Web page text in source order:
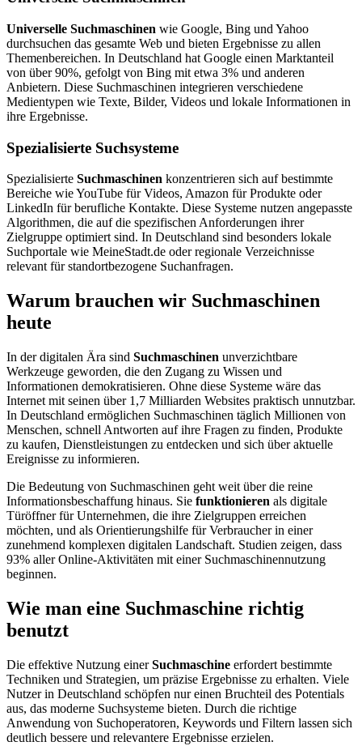
Universelle Suchmaschinen wie Google, Bing und Yahoo
durchsuchen das gesamte Web und bieten Ergebnisse zu allen
Themenbereichen. In Deutschland hat Google einen Marktanteil
von über 90%, gefolgt von Bing mit etwa 3% und anderen
Anbietern. Diese Suchmaschinen integrieren verschiedene
Medientypen wie Texte, Bilder, Videos und lokale Informationen in
ihre Ergebnisse.
Spezialisierte Suchsysteme
Spezialisierte Suchmaschinen konzentrieren sich auf bestimmte
Bereiche wie YouTube für Videos, Amazon für Produkte oder
LinkedIn für berufliche Kontakte. Diese Systeme nutzen angepasste
Algorithmen, die auf die spezifischen Anforderungen ihrer
Zielgruppe optimiert sind. In Deutschland sind besonders lokale
Suchportale wie MeineStadt.de oder regionale Verzeichnisse
relevant für standortbezogene Suchanfragen.
Warum brauchen wir Suchmaschinen
heute
In der digitalen Ära sind Suchmaschinen unverzichtbare
Werkzeuge geworden, die den Zugang zu Wissen und
Informationen demokratisieren. Ohne diese Systeme wäre das
Internet mit seinen über 1,7 Milliarden Websites praktisch unnutzbar.
In Deutschland ermöglichen Suchmaschinen täglich Millionen von
Menschen, schnell Antworten auf ihre Fragen zu finden, Produkte
zu kaufen, Dienstleistungen zu entdecken und sich über aktuelle
Ereignisse zu informieren.
Die Bedeutung von Suchmaschinen geht weit über die reine
Informationsbeschaffung hinaus. Sie funktionieren als digitale
Türöffner für Unternehmen, die ihre Zielgruppen erreichen
möchten, und als Orientierungshilfe für Verbraucher in einer
zunehmend komplexen digitalen Landschaft. Studien zeigen, dass
93% aller Online-Aktivitäten mit einer Suchmaschinennutzung
beginnen.
Wie man eine Suchmaschine richtig
benutzt
Die effektive Nutzung einerSuchmaschine erfordert bestimmte
Techniken und Strategien, um präzise Ergebnisse zu erhalten. Viele
Nutzer in Deutschland schöpfen nur einen Bruchteil des Potentials
aus, das moderne Suchsysteme bieten. Durch die richtige
Anwendung von Suchoperatoren, Keywords und Filtern lassen sich
deutlich bessere und relevantere Ergebnisse erzielen.